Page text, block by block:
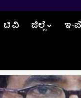
ಟಿ ವಿ ಜಿಲ್ಲೆ ಇ-